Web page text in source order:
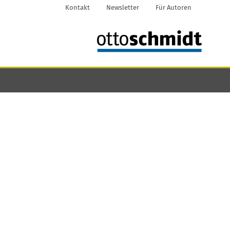
Kontakt Newsletter Für Autoren